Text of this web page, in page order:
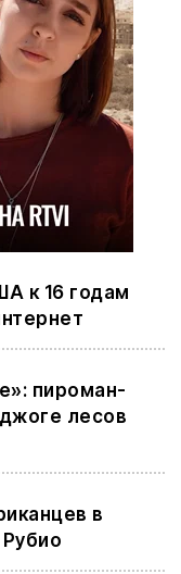
к 16 годам
пироман-
лесов
в